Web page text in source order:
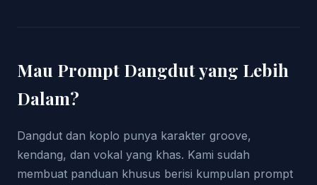
Mau Prompt Dangdut yang Lebih
Dalam?
Dangdut dan koplo punya karakter groove,
kendang, dan vokal yang khas. Kami sudah
membuat panduan khusus berisi kumpulan prompt